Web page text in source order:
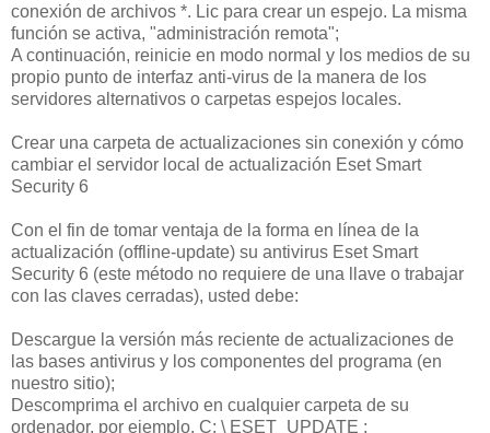
conexión de archivos *. Lic para crear un espejo. La misma
función se activa, "administración remota";
A continuación, reinicie en modo normal y los medios de su
propio punto de interfaz anti-virus de la manera de los
servidores alternativos o carpetas espejos locales.
Crear una carpeta de actualizaciones sin conexión y cómo
cambiar el servidor local de actualización Eset Smart
Security 6
Con el fin de tomar ventaja de la forma en línea de la
actualización (offline-update) su antivirus Eset Smart
Security 6 (este método no requiere de una llave o trabajar
con las claves cerradas), usted debe:
Descargue la versión más reciente de actualizaciones de
las bases antivirus y los componentes del programa (en
nuestro sitio);
Descomprima el archivo en cualquier carpeta de su
ordenador, por ejemplo, C: \ ESET_UPDATE ;